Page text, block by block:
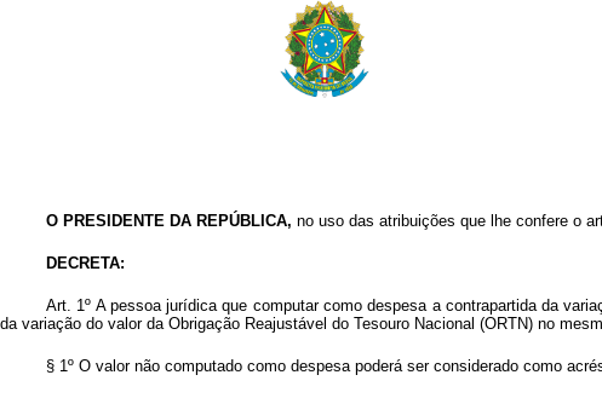
O PRESIDENTE DA REPÚBLICA, no uso das atribuições que lhe confere o
DECRETA:
Art. 1º A pessoa jurídica que computar como despesa a contrapartida da
da variação do valor da Obrigação Reajustável do Tesouro Nacional (ORTN) no
§ 1º O valor não computado como despesa poderá ser considerado como